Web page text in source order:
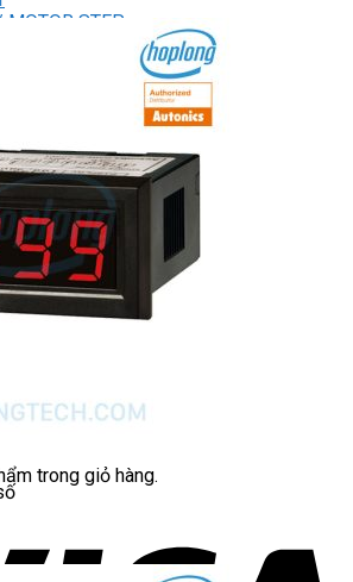
MOTOR STEP
báo quay
/ NÚT NHẤN
mạch có khóa
tắc dừng khẩn
nhấn
/ Ổ cắm / Công tắc
trong giỏ hàng.